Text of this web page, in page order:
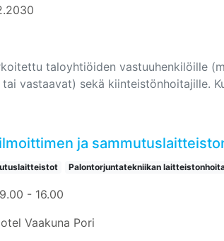
taloyhtiöiden vastuuhenkilöille
vastaavat) sekä kiinteistönhoitajille.
ja
Palontorjuntatekniikan
- 16.00
Vaakuna Pori